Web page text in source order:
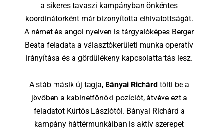
a sikeres tavaszi kampányban önkéntes
koordinátorként már bizonyította elhivatottságát.
A német és angol nyelven is tárgyalóképes Berger
Beáta feladata a választókerületi munka operatív
irányítása és a gördülékeny kapcsolattartás lesz.
A stáb másik új tagja, Bányai Richárd tölti be a
jövőben a kabinetfőnöki pozíciót, átvéve ezt a
feladatot Kürtös Lászlótól. Bányai Richárd a
kampány háttérmunkáiban is aktív szerepet